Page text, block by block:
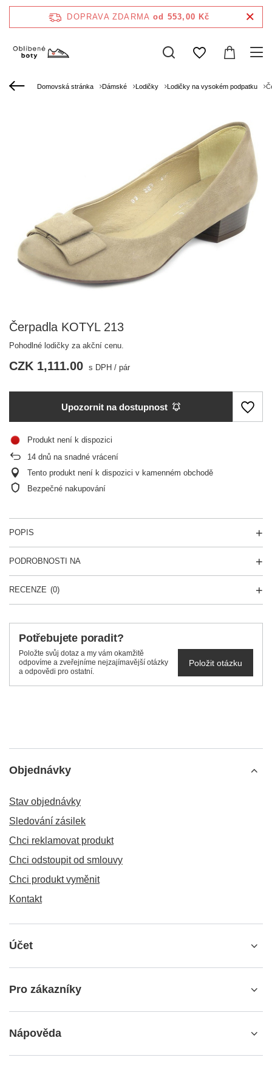
DOPRAVA ZDARMA od 553,00 Kč
Domovská stránka Dámské Lodičky Lodičky na vysokém podpatku
Čerpadla KOTYL 213
Pohodlné lodičky za akční cenu.
CZK 1,111.00 s DPH / pár
Upozornit na dostupnost
Produkt není k dispozici
14 dnů na snadné vrácení
Tento produkt není k dispozici v kamenném obchodě
Bezpečné nakupování
POPIS
PODROBNOSTI NA
RECENZE (0)
Potřebujete poradit?
Položte svůj dotaz a my vám okamžitě
odpovíme a zveřejníme nejzajímavější otázky
a odpovědi pro ostatní.
Položit otázku
Objednávky
Stav objednávky
Sledování zásilek
Chci reklamovat produkt
Chci odstoupit od smlouvy
Chci produkt vyměnit
Kontakt
Účet
Pro zákazníky
Nápověda